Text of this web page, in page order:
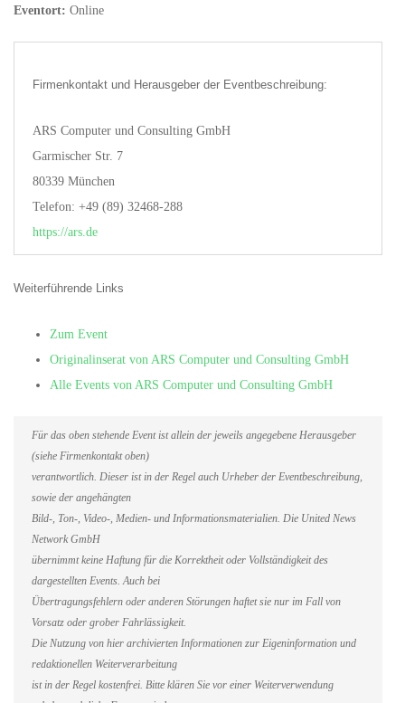
Eventort: Online
Firmenkontakt und Herausgeber der Eventbeschreibung:
ARS Computer und Consulting GmbH
Garmischer Str. 7
80339 München
Telefon: +49 (89) 32468-288
https://ars.de
Weiterführende Links
Zum Event
Originalinserat von ARS Computer und Consulting GmbH
Alle Events von ARS Computer und Consulting GmbH
Für das oben stehende Event ist allein der jeweils angegebene Herausgeber
(siehe Firmenkontakt oben)
verantwortlich. Dieser ist in der Regel auch Urheber der Eventbeschreibung,
sowie der angehängten
Bild-, Ton-, Video-, Medien- und Informationsmaterialien. Die United News
Network GmbH
übernimmt keine Haftung für die Korrektheit oder Vollständigkeit des
dargestellten Events. Auch bei
Übertragungsfehlern oder anderen Störungen haftet sie nur im Fall von
Vorsatz oder grober Fahrlässigkeit.
Die Nutzung von hier archivierten Informationen zur Eigeninformation und
redaktionellen Weiterverarbeitung
ist in der Regel kostenfrei. Bitte klären Sie vor einer Weiterverwendung